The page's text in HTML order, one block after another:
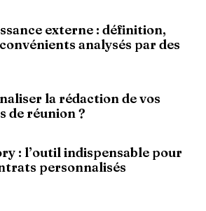
externe : définition,
analysés par des
la rédaction de vos
de réunion ?
: l’outil indispensable pour
personnalisés